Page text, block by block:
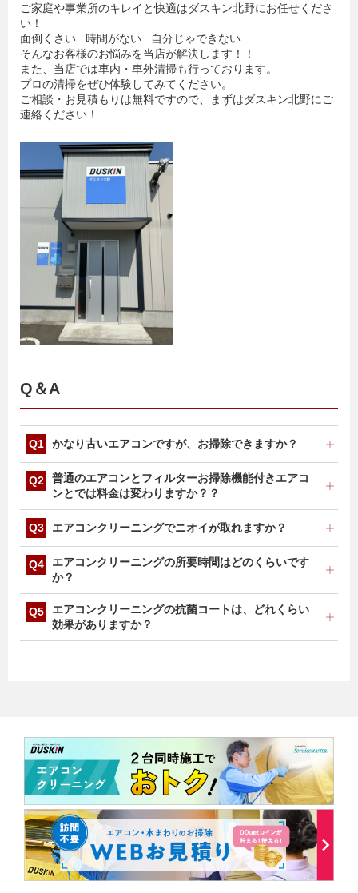
ご家庭や事業所のキレイと快適はダスキン北野にお任せくださ
い！
面倒くさい...時間がない...自分じゃできない...
そんなお客様のお悩みを当店が解決します！！
また、当店では車内・車外清掃も行っております。
プロの清掃をぜひ体験してみてください。
ご相談・お見積もりは無料ですので、まずはダスキン北野にご
連絡ください！
Q＆A
かなり古いエアコンですが、お掃除できますか？
製造後9年以上経過している機種については、お断りさ
せていただく場合がございます。
普通のエアコンとフィルターお掃除機能付きエアコ
ンとでは料金は変わりますか？？
フィルターお掃除機能付きエアコンは、構造が複雑なた
ります。台数によって料金が変わりますので、お気軽に
お問い合わせください。
エアコンクリーニングでニオイが取れますか？
ニオイの原因は多岐にわたるため、必ずニオイが取れる
とは限りませんが、主な原因となる熱交換器やファンを
高圧洗浄いたしますので、効果は期待できます。
エアコンクリーニングの所要時間はどのくらいです
か？
設置状況などにもよりますが、フィルターお掃除機能な
しエアコンクリーニング1台1時間～1時間30分、フィル
ターお掃除機能付きエアコンクリーニング1台約1時間
エアコンクリーニングの抗菌コートは、どれくらい
効果がありますか？